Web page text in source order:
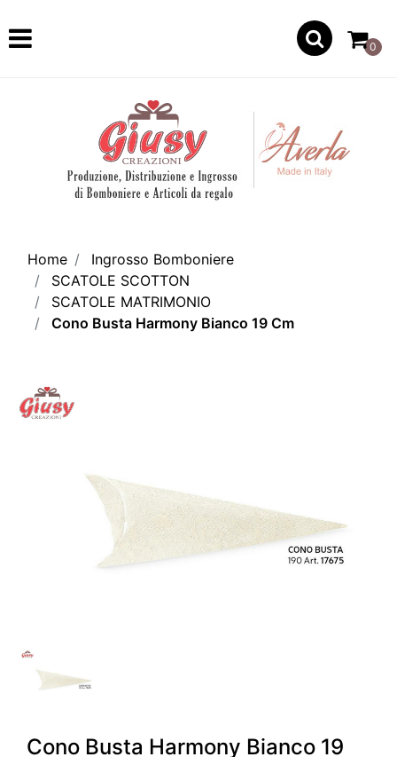
Open
0
Home
Ingrosso Bomboniere
SCATOLE SCOTTON
SCATOLE MATRIMONIO
Cono Busta Harmony Bianco 19 Cm
Cono Busta Harmony Bianco 19